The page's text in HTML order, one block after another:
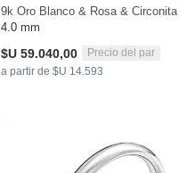
9k Oro Blanco & Rosa & Circonita
4.0 mm
$U 59.040,00
Precio del par
a partir de $U 14.593